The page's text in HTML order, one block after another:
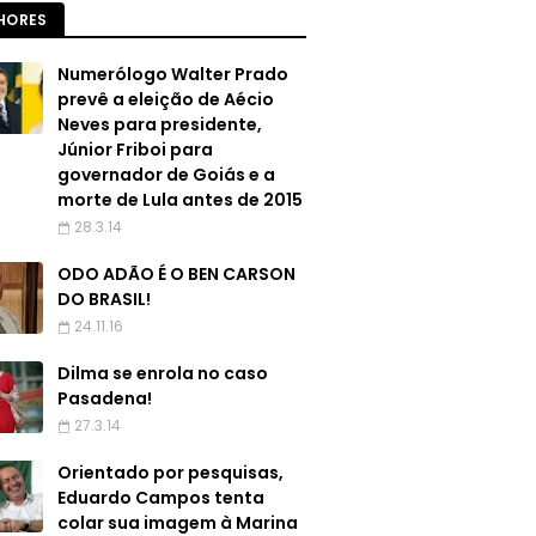
Numerólogo Walter Prado
prevê a eleição de Aécio
Neves para presidente,
Júnior Friboi para
governador de Goiás e a
morte de Lula antes de 2015
28.3.14
ODO ADÃO É O BEN CARSON
DO BRASIL!
24.11.16
Dilma se enrola no caso
Pasadena!
27.3.14
Orientado por pesquisas,
Eduardo Campos tenta
colar sua imagem à Marina